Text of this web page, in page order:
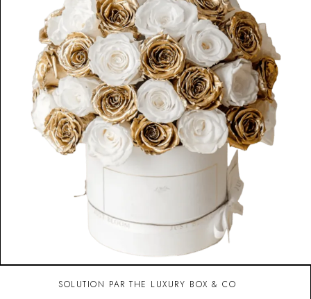
SOLUTION PAR THE LUXURY BOX & CO